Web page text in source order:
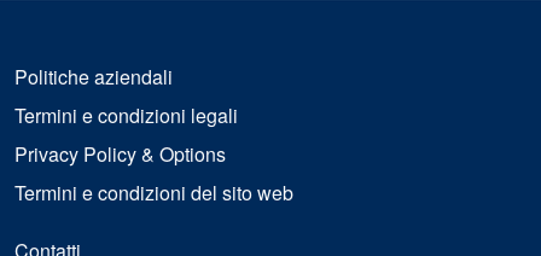
Politiche aziendali
Termini e condizioni legali
Privacy Policy & Options
Termini e condizioni del sito web
Contatti